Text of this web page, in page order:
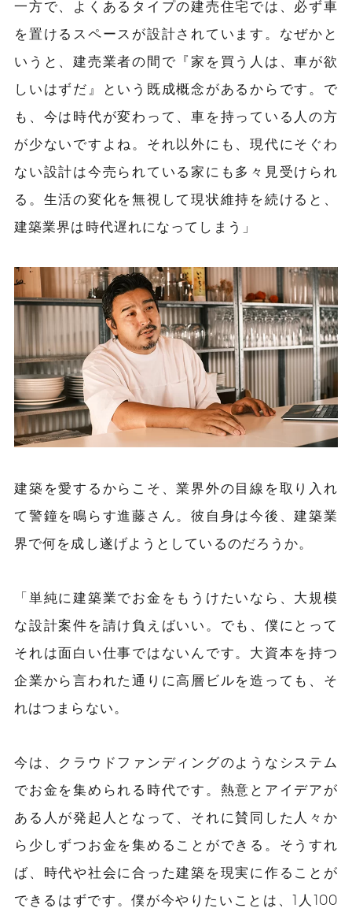
一方で、よくあるタイプの建売住宅では、必ず車
を置けるスペースが設計されています。なぜかと
いうと、建売業者の間で『家を買う人は、車が欲
しいはずだ』という既成概念があるからです。で
も、今は時代が変わって、車を持っている人の方
が少ないですよね。それ以外にも、現代にそぐわ
ない設計は今売られている家にも多々見受けられ
る。生活の変化を無視して現状維持を続けると、
建築業界は時代遅れになってしまう」
建築を愛するからこそ、業界外の目線を取り入れ
て警鐘を鳴らす進藤さん。彼自身は今後、建築業
界で何を成し遂げようとしているのだろうか。
「単純に建築業でお金をもうけたいなら、大規模
な設計案件を請け負えばいい。でも、僕にとって
それは面白い仕事ではないんです。大資本を持つ
企業から言われた通りに高層ビルを造っても、そ
れはつまらない。
今は、クラウドファンディングのようなシステム
でお金を集められる時代です。熱意とアイデアが
ある人が発起人となって、それに賛同した人々か
ら少しずつお金を集めることができる。そうすれ
ば、時代や社会に合った建築を現実に作ることが
できるはずです。僕が今やりたいことは、1人100